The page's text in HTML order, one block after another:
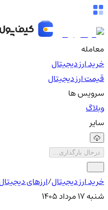
معامله
خرید ارز دیجیتال
قیمت ارز دیجیتال
سرویس ها
وبلاگ
سایر
درحال بارگذاری...
خرید ارز دیجیتال/ارزهای دیجیتال
شنبه ۱۷ مرداد ۱۴۰۵